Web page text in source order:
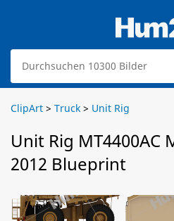
ClipArt > Truck > Unit Rig
Unit Rig
2012 Blueprint